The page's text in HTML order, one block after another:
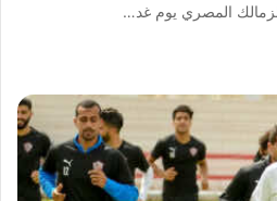
المصري يوم غد…